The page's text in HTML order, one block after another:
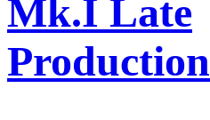
Mk.I Late
Production